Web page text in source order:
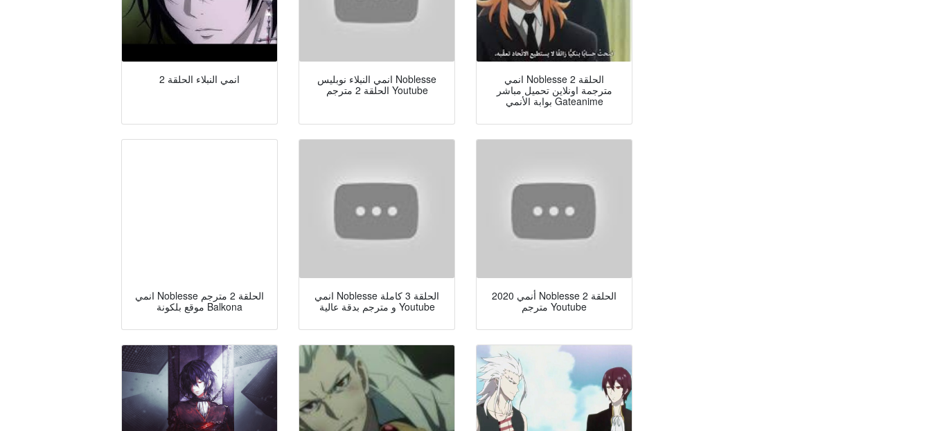
انمي النبلاء الحلقة 2
انمي النبلاء نوبليس Noblesse
الحلقة 2 مترجم Youtube
انمي Noblesse الحلقة 2
مترجمة اونلاين تحميل مباشر
بوابة الأنمي Gateanime
انمي Noblesse الحلقة 2 مترجم
موقع بلكونة Balkona
انمي Noblesse الحلقة 3 كاملة
و مترجم بدقة عالية Youtube
أنمي 2020 Noblesse الحلقة 2
مترجم Youtube